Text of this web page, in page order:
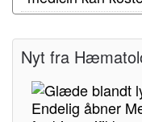
Nyt fra